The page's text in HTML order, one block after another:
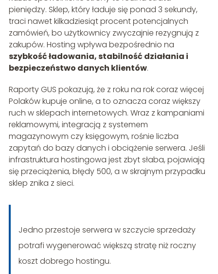
pieniędzy. Sklep, który ładuje się ponad 3 sekundy,
traci nawet kilkadziesiąt procent potencjalnych
zamówień, bo użytkownicy zwyczajnie rezygnują z
zakupów. Hosting wpływa bezpośrednio na
szybkość ładowania, stabilność działania i
bezpieczeństwo danych klientów.
Raporty GUS pokazują, że z roku na rok coraz więcej
Polaków kupuje online, a to oznacza coraz większy
ruch w sklepach internetowych. Wraz z kampaniami
reklamowymi, integracją z systemem
magazynowym czy księgowym, rośnie liczba
zapytań do bazy danych i obciążenie serwera. Jeśli
infrastruktura hostingowa jest zbyt słaba, pojawiają
się przeciążenia, błędy 500, a w skrajnym przypadku
sklep znika z sieci.
Jedno przestoje serwera w szczycie sprzedaży
potrafi wygenerować większą stratę niż roczny
koszt dobrego hostingu.